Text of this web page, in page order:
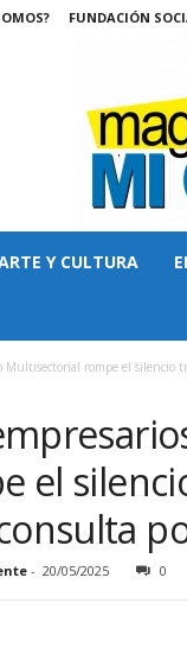
FUNDACIÓN
Y CULTURA
Multisectorial rompe el silencio
el
- 20/05/2025 0